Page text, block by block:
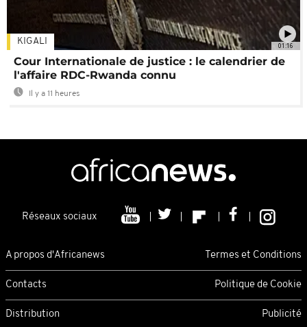
01:16
KIGALI
Cour Internationale de justice : le calendrier de
l'affaire RDC-Rwanda connu
Il y a 11 heures
Réseaux sociaux
A propos d'Africanews Termes et Conditions
Contacts Politique de Cookie
Distribution Publicité